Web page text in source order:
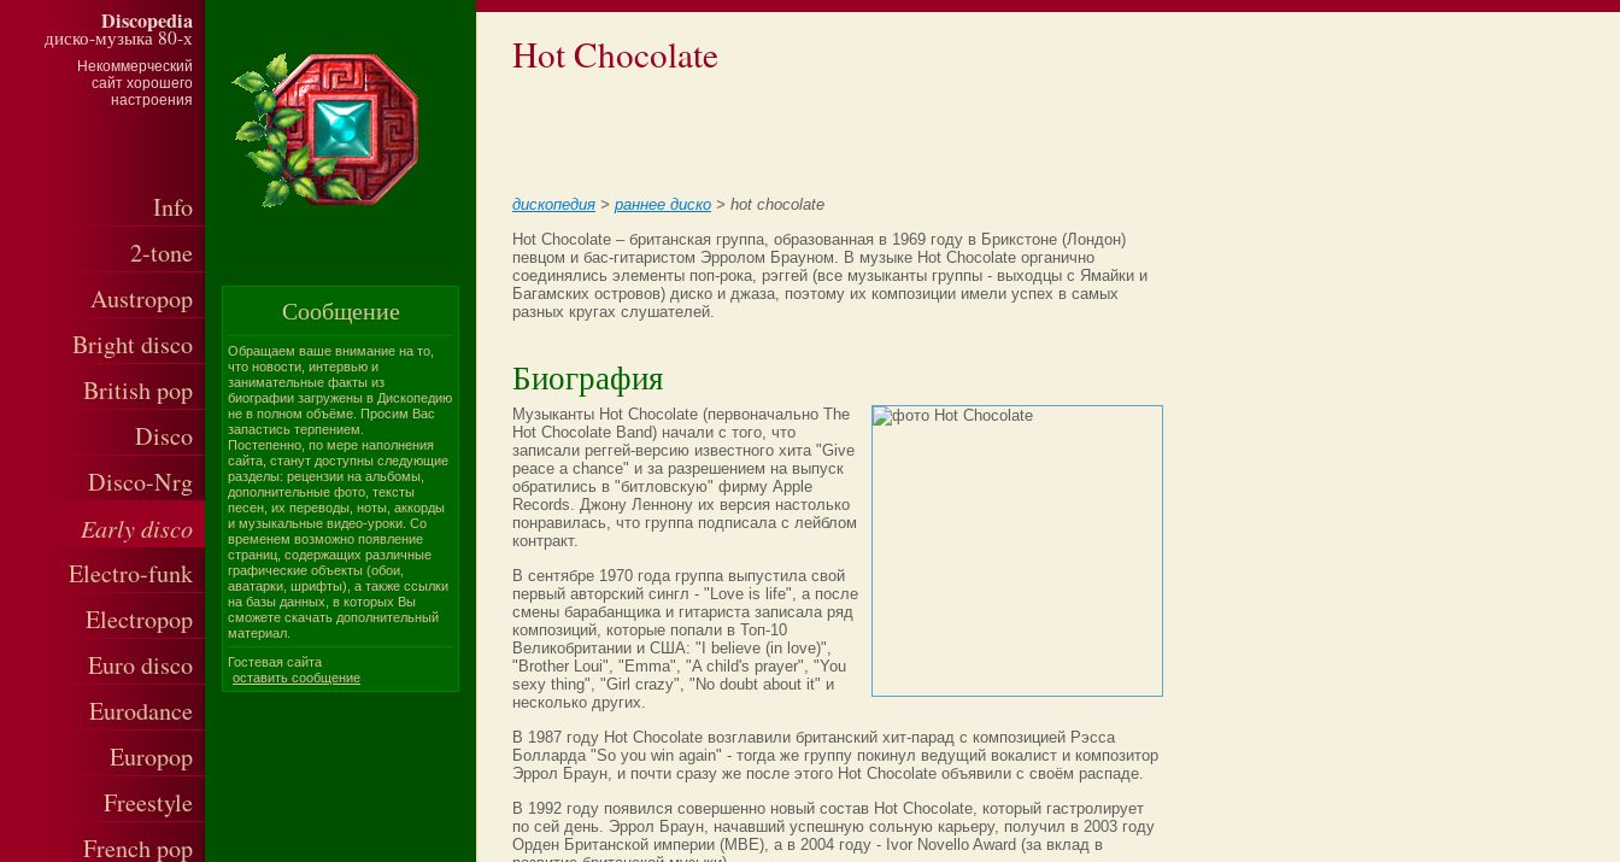
Discopedia
диско-музыка 80-х
Некоммерческий
сайт хорошего
настроения
Info
2-tone
Austropop
Bright disco
British pop
Disco
Disco-Nrg
Early disco
Electro-funk
Electropop
Euro disco
Eurodance
Europop
Freestyle
French pop
Сообщение
Обращаем ваше внимание на то,
что новости, интервью и
занимательные факты из
биографии загружены в Дископедию
не в полном объёме. Просим Вас
запастись терпением.
Постепенно, по мере наполнения
сайта, станут доступны следующие
разделы: рецензии на альбомы,
дополнительные фото, тексты
песен, их переводы, ноты, аккорды
и музыкальные видео-уроки. Со
временем возможно появление
страниц, содержащих различные
графические объекты (обои,
аватарки, шрифты), а также ссылки
на базы данных, в которых Вы
сможете скачать дополнительный
материал.
Гостевая сайта
оставить сообщение
Hot Chocolate
дископедия > раннее диско > hot chocolate
Hot Chocolate – британская группа, образованная в 1969 году в Брикстоне (Лондон)
певцом и бас-гитаристом Эрролом Брауном. В музыке Hot Chocolate органично
соединялись элементы поп-рока, рэггей (все музыканты группы - выходцы с Ямайки и
Багамских островов) диско и джаза, поэтому их композиции имели успех в самых
разных кругах слушателей.
Биография
Музыканты Hot Chocolate (первоначально The
Hot Chocolate Band) начали с того, что
записали реггей-версию известного хита "Give
peace a chance" и за разрешением на выпуск
обратились в "битловскую" фирму Apple
Records. Джону Леннону их версия настолько
понравилась, что группа подписала с лейблом
контракт.
В сентябре 1970 года группа выпустила свой
первый авторский сингл - "Love is life", а после
смены барабанщика и гитариста записала ряд
композиций, которые попали в Топ-10
Великобритании и США: "I believe (in love)",
"Brother Loui", "Emma", "A child's prayer", "You
sexy thing", "Girl crazy", "No doubt about it" и
несколько других.
В 1987 году Hot Chocolate возглавили британский хит-парад с композицией Рэсса
Болларда "So you win again" - тогда же группу покинул ведущий вокалист и композитор
Эррол Браун, и почти сразу же после этого Hot Chocolate объявили с своём распаде.
В 1992 году появился совершенно новый состав Hot Chocolate, который гастролирует
по сей день. Эррол Браун, начавший успешную сольную карьеру, получил в 2003 году
Орден Британской империи (MBE), а в 2004 году - Ivor Novello Award (за вклад в